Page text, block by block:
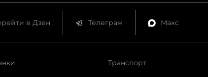
в Дзен Телеграм Макс
Транспорт